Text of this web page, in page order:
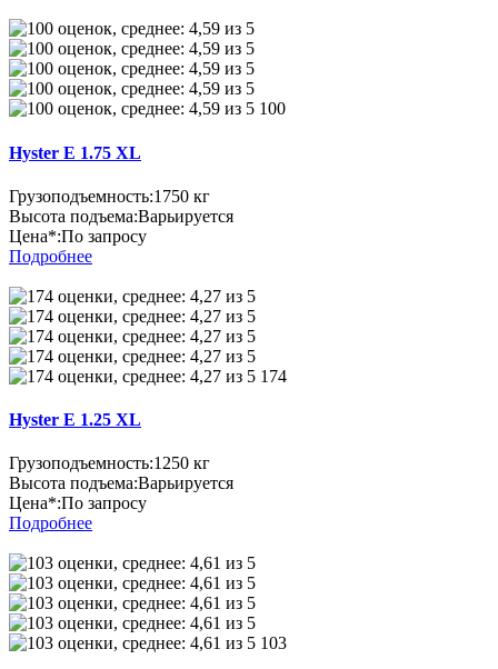
100
Hyster E 1.75 XL
Грузоподъемность:1750 кг
Высота подъема:Варьируется
Цена*:По запросу
Подробнее
174
Hyster E 1.25 XL
Грузоподъемность:1250 кг
Высота подъема:Варьируется
Цена*:По запросу
Подробнее
103